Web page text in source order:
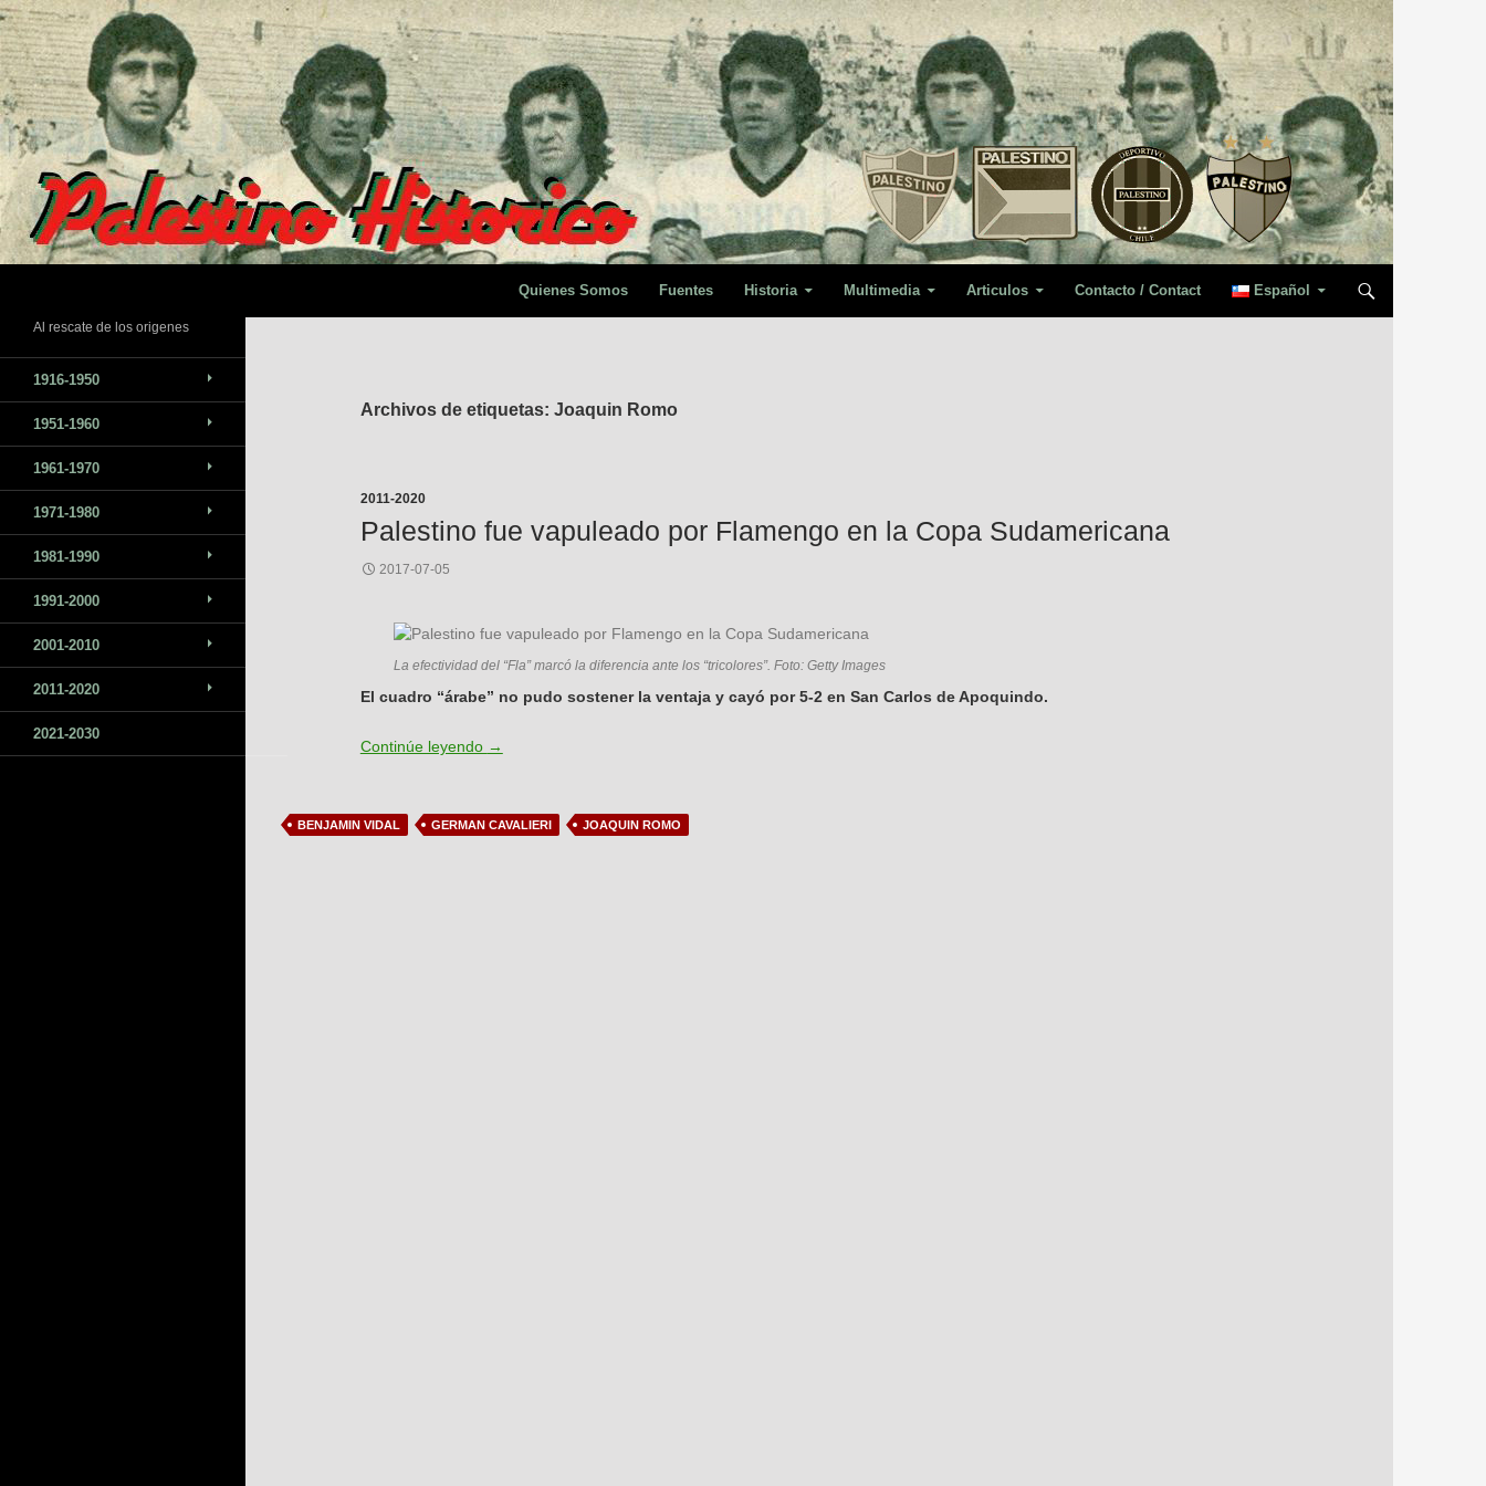
Saltar
al
contenido
Quienes Somos Fuentes Historia Multimedia Articulos Contacto / Contact Español
Archivos de etiquetas: Joaquin Romo
2011-2020
Palestino fue vapuleado por Flamengo en la Copa Sudamericana
2017-07-05
La efectividad del “Fla” marcó la diferencia ante los “tricolores”. Foto: Getty Images
El cuadro “árabe” no pudo sostener la ventaja y cayó por 5-2 en San Carlos de Apoquindo.
Continúe leyendo Palestino fue vapuleado por Flamengo en la Copa Sudamericana
→
BENJAMIN VIDAL GERMAN CAVALIERI JOAQUIN ROMO
Al rescate de los origenes
1916-1950
1951-1960
1961-1970
1971-1980
1981-1990
1991-2000
2001-2010
2011-2020
2021-2030